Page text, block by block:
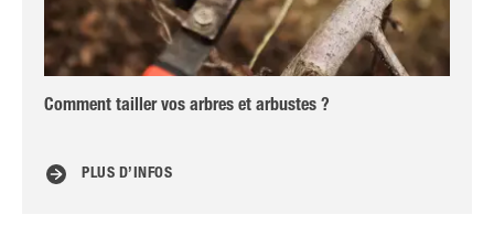
Comment tailler vos arbres et arbustes ?
PLUS D’INFOS